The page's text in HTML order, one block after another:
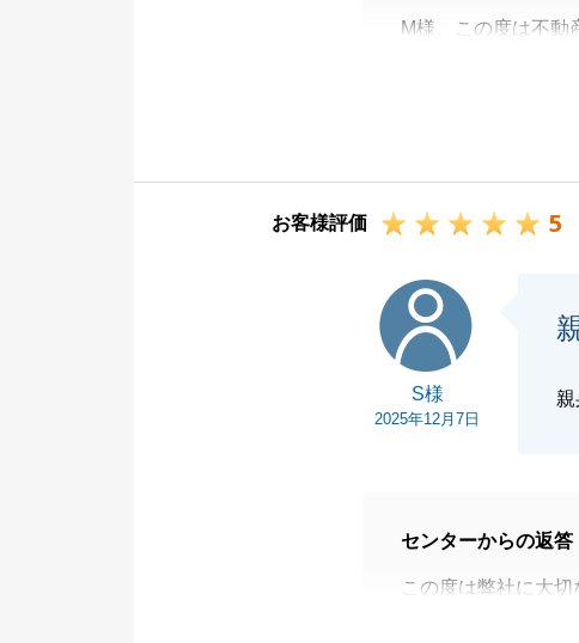
M様、この度は不動
数字の誤りがある
再度担当させてい
せ。
お客様評価 5
S様
2025年12月7日
センターからの返答
この度は弊社に大